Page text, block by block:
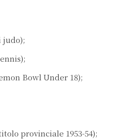
judo);
Bowl Under 18);
provinciale 1953-54);